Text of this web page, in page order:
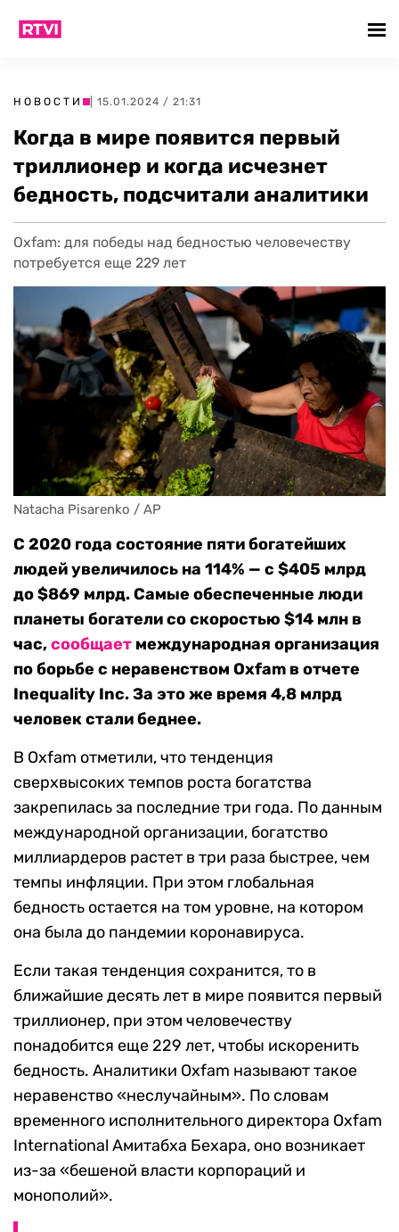
НОВОСТИ | 15.01.2024 / 21:31
Когда в мире появится первый
триллионер и когда исчезнет
бедность, подсчитали аналитики
Oxfam: для победы над бедностью человечеству
потребуется еще 229 лет
Natacha Pisarenko / AP
С 2020 года состояние пяти богатейших
людей увеличилось на 114% — с $405 млрд
до $869 млрд. Самые обеспеченные люди
планеты богатели со скоростью $14 млн в
час,сообщает международная организация
по борьбе с неравенством Oxfam в отчете
Inequality Inc. За это же время 4,8 млрд
человек стали беднее.
В Oxfam отметили, что тенденция
сверхвысоких темпов роста богатства
закрепилась за последние три года. По данным
международной организации, богатство
миллиардеров растет в три раза быстрее, чем
темпы инфляции. При этом глобальная
бедность остается на том уровне, на котором
она была до пандемии коронавируса.
Если такая тенденция сохранится, то в
ближайшие десять лет в мире появится первый
триллионер, при этом человечеству
понадобится еще 229 лет, чтобы искоренить
бедность. Аналитики Oxfam называют такое
неравенство «неслучайным». По словам
временного исполнительного директора Oxfam
International Амитабха Бехара, оно возникает
из-за «бешеной власти корпораций и
монополий».